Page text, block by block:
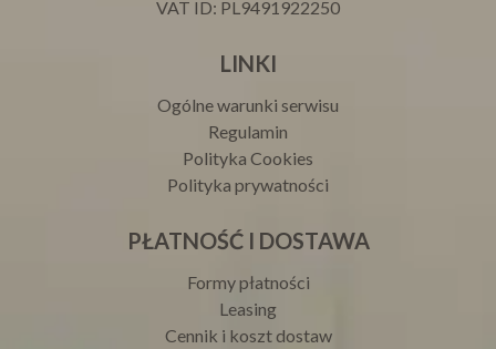
VAT ID: PL9491922250
LINKI
Ogólne warunki serwisu
Regulamin
Polityka Cookies
Polityka prywatności
PŁATNOŚĆ I DOSTAWA
Formy płatności
Leasing
Cennik i koszt dostaw